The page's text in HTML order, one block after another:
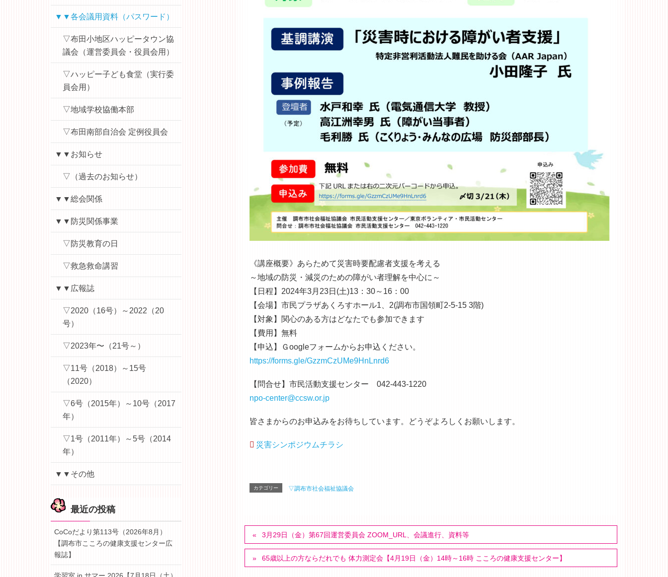
《講座概要》あらためて災害時要配慮者支援を考える
～地域の防災・減災のための障がい者理解を中心に～
【日程】2024年3月23日(土)13：30～16：00
【会場】市民プラザあくろすホール1、2(調布市国領町2-5-15 3階)
【対象】関心のある方はどなたでも参加できます
【費用】無料
【申込】Ｇoogleフォームからお申込ください。
https://forms.gle/GzzmCzUMe9Hn Lnrd6
【問合せ】市民活動支援センター 042-443-1220
npo-center@ccsw.or.jp
皆さまからのお申込みをお待ちしています。どうぞよろしくお願いします。
災害シンポジウムチラシ
カテゴリー ▽調布市社会福祉協議会
3月29日（金）第67回運営委員会 ZOOM_URL、会議進行、資料等
65歳以上の方ならだれでも 体力測定会【4月19日（金）14時～16時 こころの健康支援センター】
▼▼各会議用資料（パスワード）
▽布田小地区ハッピータウン協
議会（運営委員会・役員会用）
▽ハッピー子ども食堂（実行委
員会用）
▽地域学校協働本部
▽布田南部自治会 定例役員会
▼▼お知らせ
▽（過去のお知らせ）
▼▼総会関係
▼▼防災関係事業
▽防災教育の日
▽救急救命講習
▼▼広報誌
▽2020（16号）～2022（20
号）
▽2023年〜（21号～）
▽11号（2018）～15号
（2020）
▽6号（2015年）～10号（2017
年）
▽1号（2011年）～5号（2014
年）
▼▼その他
最近の投稿
CoCoだより第113号（2026年8月）
【調布市こころの健康支援センター広
報誌】